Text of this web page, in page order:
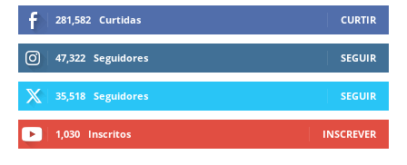
281,582 Curtidas CURTIR
47,322 Seguidores SEGUIR
35,518 Seguidores SEGUIR
1,030 Inscritos INSCREVER